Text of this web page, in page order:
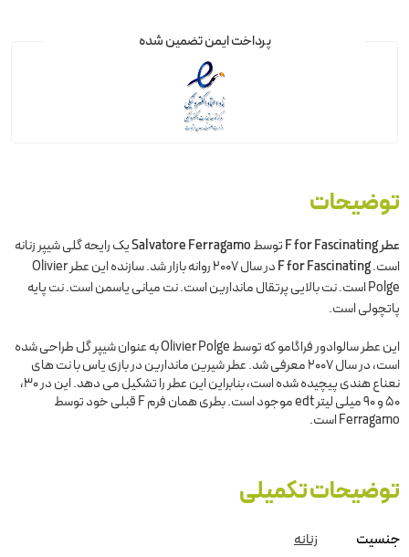
پرداخت ایمن تضمین شده
توضیحات
عطر F for Fascinating توسطSalvatore Ferragamoیک رایحه گلی شیپر زنانه
است.F for Fascinating
در سال 2007 روانه بازار شد. سازنده این عطر Olivier
Polge است. نت بالایی پرتقال ماندارین است. نت میانی یاسمن است. نت پایه
پاتچولی است.
این عطر سالوادور فراگامو که توسط Olivier Polge به عنوان شیپر گل طراحی شده
است، در سال 2007 معرفی شد. عطر شیرین ماندارین در بازی یاس با نت های
نعناع هندی پیچیده شده است، بنابراین این عطر را تشکیل می دهد. این در 30،
50 و 90 میلی لیتر edt موجود است. بطری همان فرم F قبلی خود توسط
Ferragamo است.
توضیحات تکمیلی
جنسیت زنانه